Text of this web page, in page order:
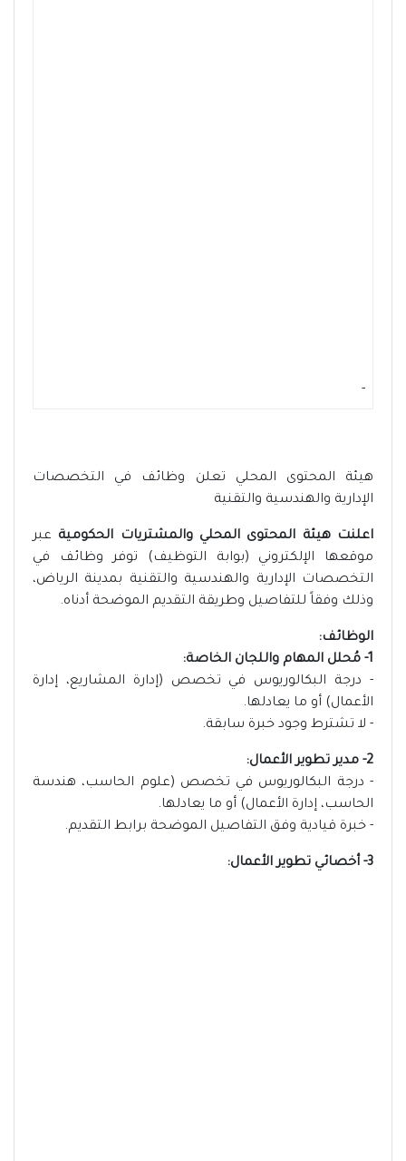
-
هيئة المحتوى المحلي تعلن وظائف في التخصصات
الإدارية والهندسية والتقنية
اعلنت هيئة المحتوى المحلي والمشتريات الحكومية عبر
موقعها الإلكتروني (بوابة التوظيف) توفر وظائف في
التخصصات الإدارية والهندسية والتقنية بمدينة الرياض،
وذلك وفقاً للتفاصيل وطريقة التقديم الموضحة أدناه.
الوظائف:
1- مُحلل المهام واللجان الخاصة:
- درجة البكالوريوس في تخصص (إدارة المشاريع، إدارة
الأعمال) أو ما يعادلها.
- لا تشترط وجود خبرة سابقة.
2- مدير تطوير الأعمال:
- درجة البكالوريوس في تخصص (علوم الحاسب، هندسة
الحاسب، إدارة الأعمال) أو ما يعادلها.
- خبرة قيادية وفق التفاصيل الموضحة برابط التقديم.
3- أخصائي تطوير الأعمال: